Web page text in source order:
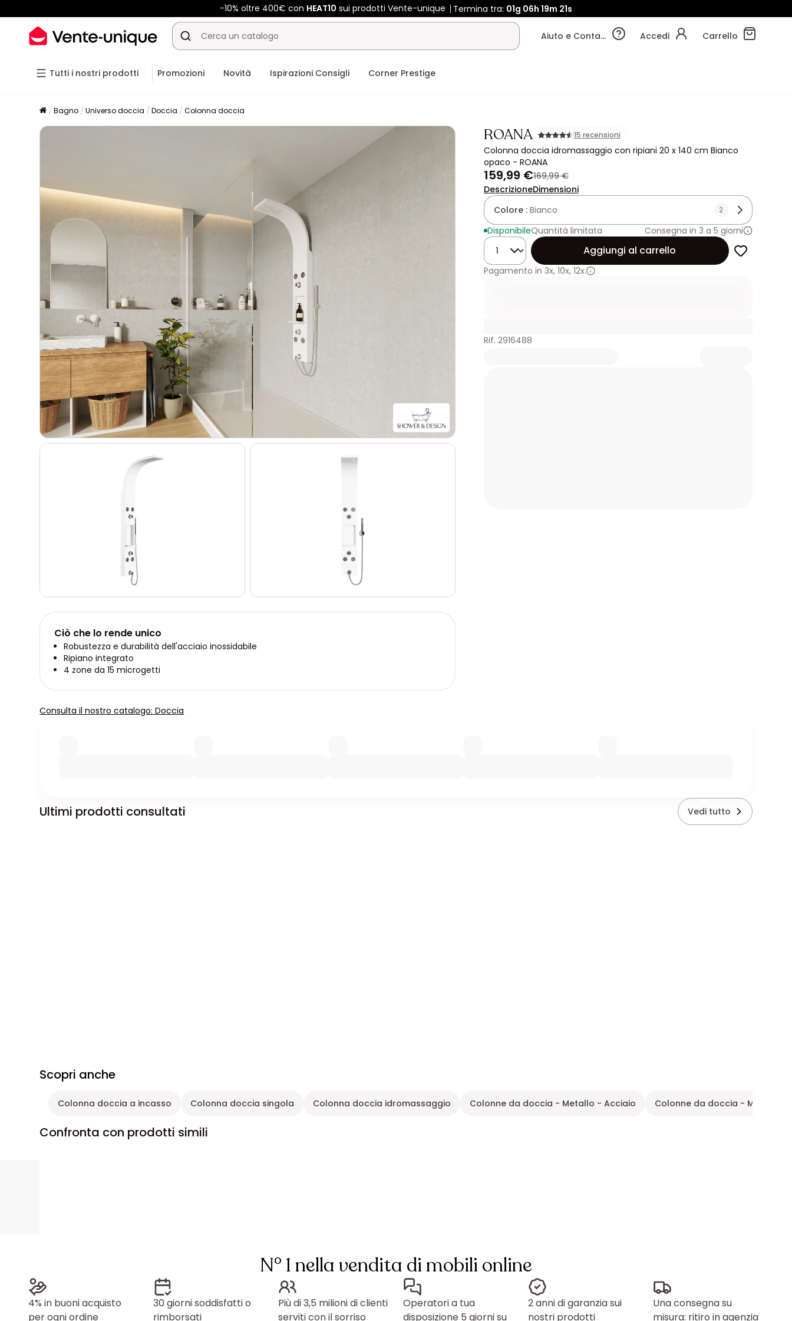
-10% oltre 400€ con HEAT10sui prodotti Vente-unique Termina tra: 01g 06h 19m 20s
Aiuto e Contatti Accedi Carrello
Tutti i nostri prodotti Promozioni Novità Ispirazioni Consigli Corner Prestige
Bagno Universo doccia Doccia Colonna doccia
ROANA 15 recensioni
Colonna doccia idromassaggio con ripiani 20 x 140 cm Bianco
opaco - ROANA
159,99 €169,99 €
DescrizioneDimensioni
Colore : Bianco 2
DisponibileQuantità limitata
Consegna in 3 a 5 giorni
Quantità
Aggiungi al carrello
Pagamento in 3x, 10x, 12x.
Rif. 2916488
Ciò che lo rende unico
Robustezza e durabilità dell'acciaio inossidabile
Ripiano integrato
4 zone da 15 microgetti
Consulta il nostro catalogo: Doccia
Ultimi prodotti consultati Vedi tutto
Scopri anche
Colonna doccia a incasso Colonna doccia singola Colonna doccia idromassaggio Colonne da doccia - Metallo - Acciaio Colonne da doccia - Metallo
Confronta con prodotti simili
N° 1 nella vendita di mobili online
4% in buoni acquisto
per ogni ordine
30 giorni soddisfatti o
rimborsati
Più di 3,5 milioni di clienti
serviti con il sorriso
Operatori a tua
disposizione 5 giorni su
2 anni di garanzia sui
nostri prodotti
Una consegna su
misura: ritiro in agenzia